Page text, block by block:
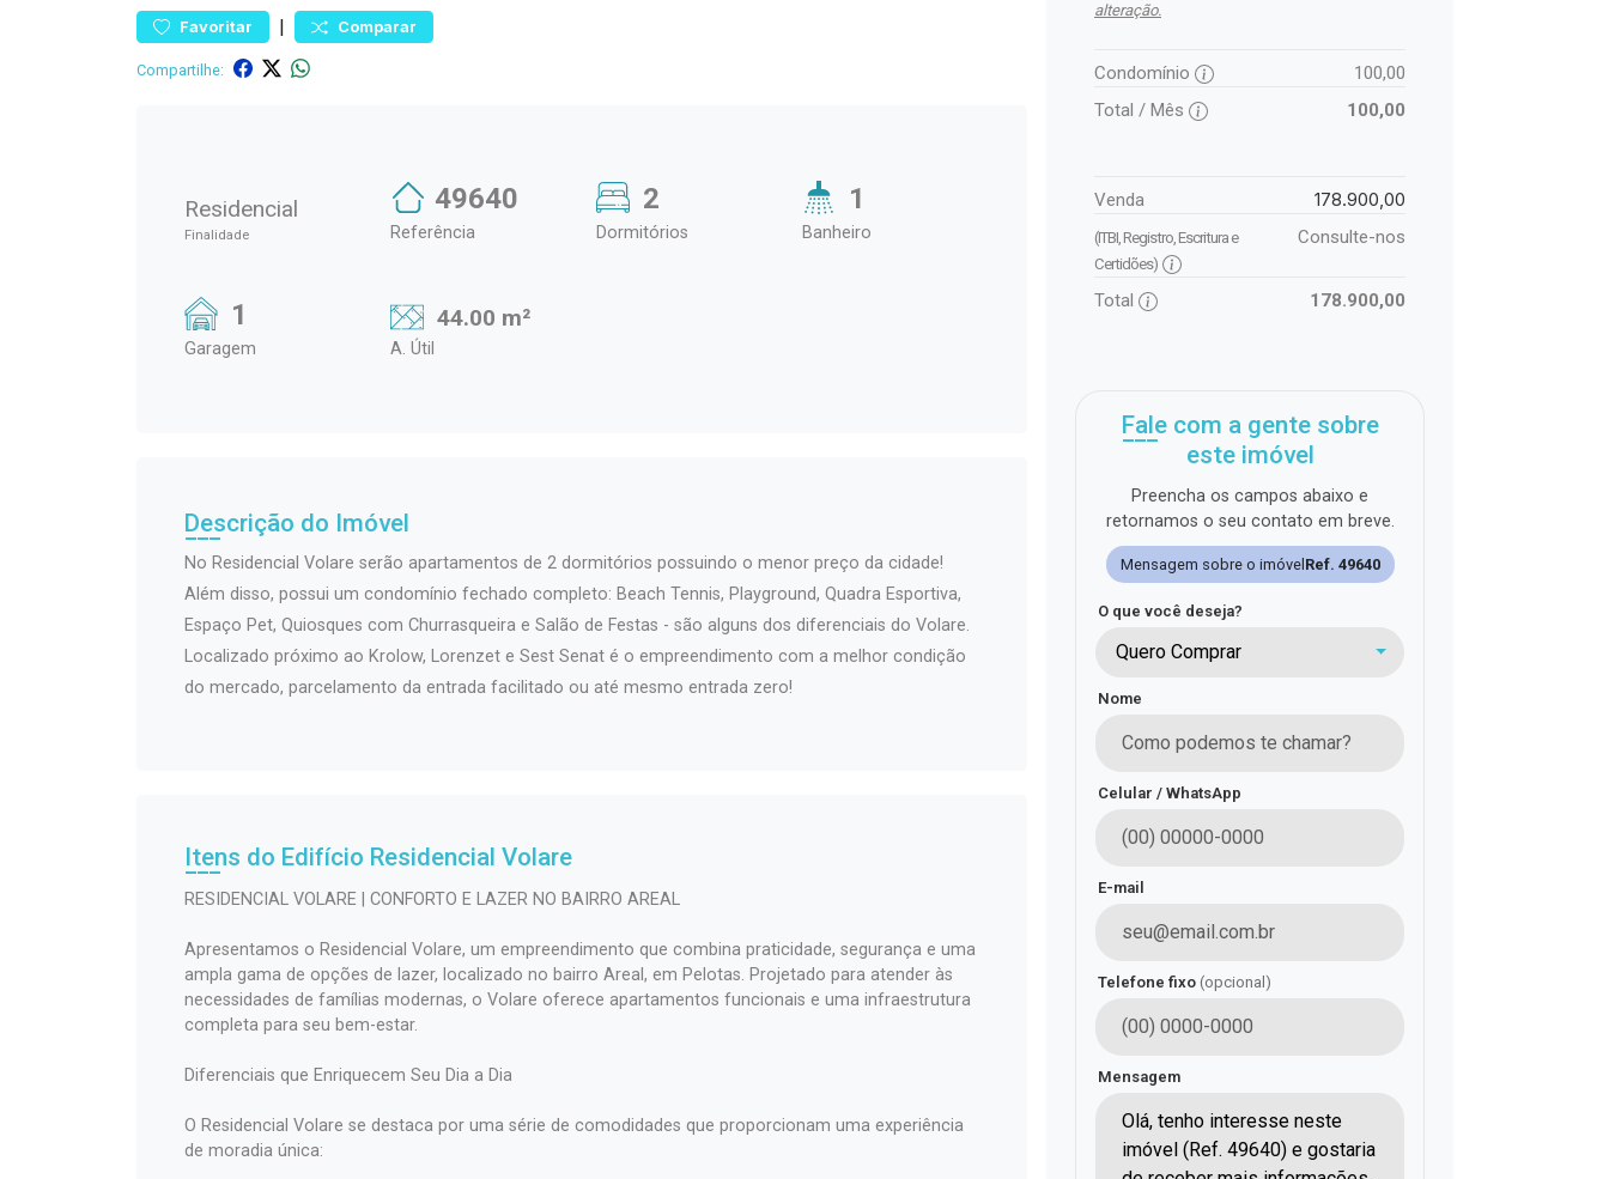
Favoritar | Comparar
Compartilhe:
Residencial
Finalidade
49640
Referência
2
Dormitórios
1
Banheiro
1
Garagem
44.00 m²
A. Útil
Descrição do Imóvel
No Residencial Volare serão apartamentos de 2 dormitórios possuindo o menor preço da cidade!
Além disso, possui um condomínio fechado completo: Beach Tennis, Playground, Quadra Esportiva,
Espaço Pet, Quiosques com Churrasqueira e Salão de Festas - são alguns dos diferenciais do Volare.
Localizado próximo ao Krolow, Lorenzet e Sest Senat é o empreendimento com a melhor condição
do mercado, parcelamento da entrada facilitado ou até mesmo entrada zero!
Itens do Edifício Residencial Volare
RESIDENCIAL VOLARE | CONFORTO E LAZER NO BAIRRO AREAL
Apresentamos o Residencial Volare, um empreendimento que combina praticidade, segurança e uma
ampla gama de opções de lazer, localizado no bairro Areal, em Pelotas. Projetado para atender às
necessidades de famílias modernas, o Volare oferece apartamentos funcionais e uma infraestrutura
completa para seu bem-estar.
Diferenciais que Enriquecem Seu Dia a Dia
O Residencial Volare se destaca por uma série de comodidades que proporcionam uma experiência
de moradia única:
alteração.
Condomínio
100,00
Total / Mês
100,00
Venda 178.900,00
(ITBI, Registro, Escritura e
Certidões)
Consulte-nos
Total 178.900,00
Fale com a gente sobre
este imóvel
Preencha os campos abaixo e
retornamos o seu contato em breve.
Mensagem sobre o imóvel Ref. 49640
O que você deseja?
Quero Comprar
Nome
Celular / WhatsApp
E-mail
Telefone fixo (opcional)
Mensagem